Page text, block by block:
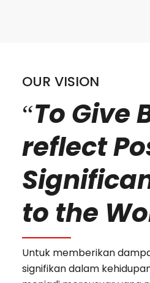
OUR VISION
“To Give
reflect
to the
Untuk memberikan
signifikan dalam